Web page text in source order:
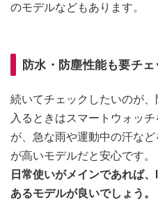
のモデルなどもあります。
防水・防塵性能も要チェ
続いてチェックしたいのが
入るときはスマートウォッ
が、急な雨や運動中の汗な
が高いモデルだと安心です。
日常使いがメインであれば
あるモデルが良いでしょう。